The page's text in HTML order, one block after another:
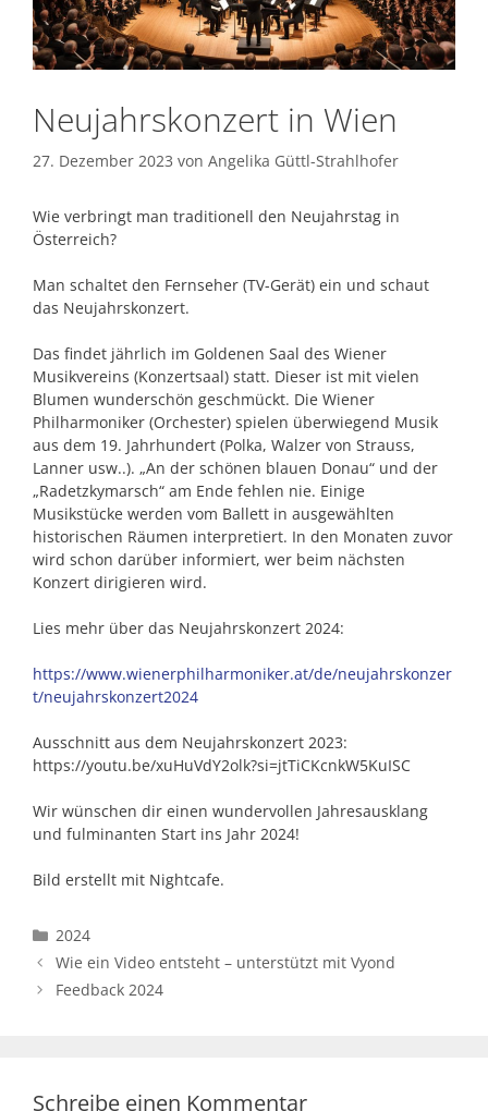
Neujahrskonzert in Wien
27. Dezember 2023 von Angelika Güttl-Strahlhofer
Wie verbringt man traditionell den Neujahrstag in
Österreich?
Man schaltet den Fernseher (TV-Gerät) ein und schaut
das Neujahrskonzert.
Das findet jährlich im Goldenen Saal des Wiener
Musikvereins (Konzertsaal) statt. Dieser ist mit vielen
Blumen wunderschön geschmückt. Die Wiener
Philharmoniker (Orchester) spielen überwiegend Musik
aus dem 19. Jahrhundert (Polka, Walzer von Strauss,
Lanner usw..). „An der schönen blauen Donau“ und der
„Radetzkymarsch“ am Ende fehlen nie. Einige
Musikstücke werden vom Ballett in ausgewählten
historischen Räumen interpretiert. In den Monaten zuvor
wird schon darüber informiert, wer beim nächsten
Konzert dirigieren wird.
Lies mehr über das Neujahrskonzert 2024:
https://www.wienerphilharmoniker.at/de/neujahrskonzer
t/neujahrskonzert2024
Ausschnitt aus dem Neujahrskonzert 2023:
https://youtu.be/xuHuVdY2olk?si=jtTiCKcnkW5KuISC
Wir wünschen dir einen wundervollen Jahresausklang
und fulminanten Start ins Jahr 2024!
Bild erstellt mit Nightcafe.
Kategorien
2024
Wie ein Video entsteht – unterstützt mit Vyond
Feedback 2024
Schreibe einen Kommentar